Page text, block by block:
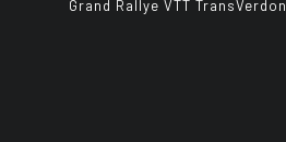
Grand Rallye VTT TransVerdon